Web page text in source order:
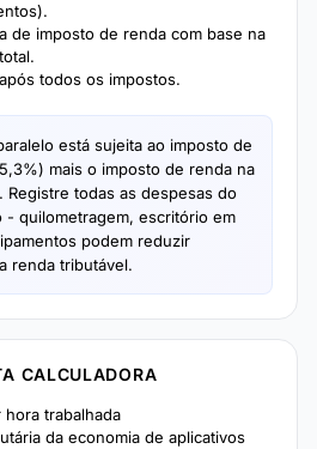
de imposto de renda com base na
todos os impostos.
está sujeita ao imposto de
mais o imposto de renda na
Registre todas as despesas do
- quilometragem, escritório em
podem reduzir
renda tributável.
CALCULADORA
trabalhada
da economia de aplicativos